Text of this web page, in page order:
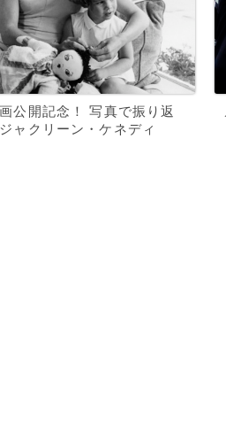
公開記念！ 写真で振り返
ャクリーン・ケネディ